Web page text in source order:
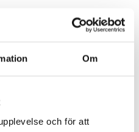
Om
och för att
med MicroSphere-